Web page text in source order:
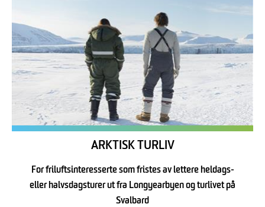
ARKTISK TURLIV
For friluftsinteresserte som fristes av lettere heldags-
eller halvsdagsturer ut fra Longyearbyen og turlivet på
Svalbard